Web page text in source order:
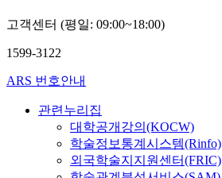
고객센터 (평일: 09:00~18:00)
1599-3122
ARS 번호안내
관련누리집
대학공개강의(KOCW)
학술정보통계시스템(Rinfo)
외국학술지지원센터(FRIC)